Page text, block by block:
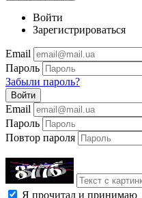
Войти
Зарегистрироваться
Email
Пароль
Забыли пароль?
Войти
Email
Пароль
Повтор пароля
Я прочитал и принимаю